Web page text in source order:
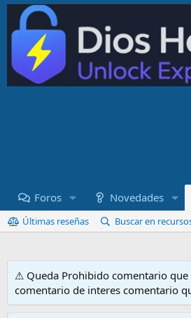
Foros Novedades
Últimas reseñas Buscar en
⚠ Queda Prohibido comentario
comentario de interes comentario